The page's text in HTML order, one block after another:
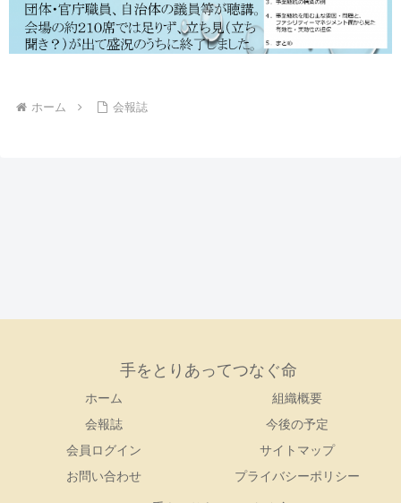
ホーム 会報誌
手をとりあってつなぐ命
ホーム
組織概要
会報誌
今後の予定
会員ログイン
サイトマップ
お問い合わせ
プライバシーポリシー